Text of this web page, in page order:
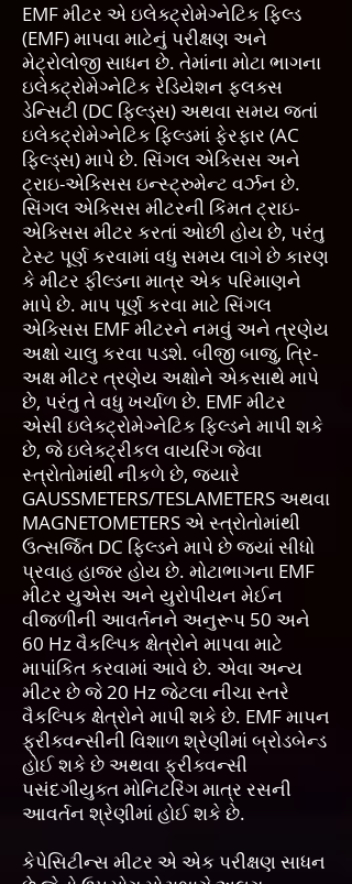
EMF મીટર એ ઇલેક્ટ્રોમેગ્નેટિક ફિલ્ડ
(EMF) માપવા માટેનું પરીક્ષણ અને
મેટ્રોલોજી સાધન છે. તેમાંના મોટા ભાગના
ઇલેક્ટ્રોમેગ્નેટિક રેડિયેશન ફ્લક્સ
ડેન્સિટી (DC ફિલ્ડ્સ) અથવા સમય જતાં
ઇલેક્ટ્રોમેગ્નેટિક ફિલ્ડમાં ફેરફાર (AC
ફિલ્ડ્સ) માપે છે. સિંગલ એક્સિસ અને
ટ્રાઇ-એક્સિસ ઇન્સ્ટ્રુમેન્ટ વર્ઝન છે.
સિંગલ એક્સિસ મીટરની કિંમત ટ્રાઇ-
એક્સિસ મીટર કરતાં ઓછી હોય છે, પરંતુ
ટેસ્ટ પૂર્ણ કરવામાં વધુ સમય લાગે છે કારણ
કે મીટર ફીલ્ડના માત્ર એક પરિમાણને
માપે છે. માપ પૂર્ણ કરવા માટે સિંગલ
એક્સિસ EMF મીટરને નમવું અને ત્રણેય
અક્ષો ચાલુ કરવા પડશે. બીજી બાજુ, ત્રિ-
અક્ષ મીટર ત્રણેય અક્ષોને એકસાથે માપે
છે, પરંતુ તે વધુ ખર્ચાળ છે. EMF મીટર
એસી ઇલેક્ટ્રોમેગ્નેટિક ફિલ્ડને માપી શકે
છે, જે ઇલેક્ટ્રીકલ વાયરિંગ જેવા
સ્ત્રોતોમાંથી નીકળે છે, જ્યારે
GAUSSMETERS/TESLAMETERS અથવા
MAGNETOMETERS એ સ્ત્રોતોમાંથી
ઉત્સર્જિત DC ફિલ્ડને માપે છે જ્યાં સીધો
પ્રવાહ હાજર હોય છે. મોટાભાગના EMF
મીટર યુએસ અને યુરોપીયન મેઈન
વીજળીની આવર્તનને અનુરૂપ 50 અને
60 Hz વૈકલ્પિક ક્ષેત્રોને માપવા માટે
માપાંકિત કરવામાં આવે છે. એવા અન્ય
મીટર છે જે 20 Hz જેટલા નીચા સ્તરે
વૈકલ્પિક ક્ષેત્રોને માપી શકે છે. EMF માપન
ફ્રીક્વન્સીની વિશાળ શ્રેણીમાં બ્રોડબેન્ડ
હોઈ શકે છે અથવા ફ્રીક્વન્સી
પસંદગીયુક્ત મોનિટરિંગ માત્ર રસની
આવર્તન શ્રેણીમાં હોઈ શકે છે.
કેપેસિટીન્સ મીટર એ એક પરીક્ષણ સાધન